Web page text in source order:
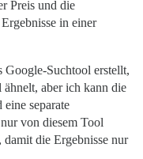
Preis und die
in einer
Google-Suchtool erstellt,
aber ich kann die
separate
von diesem Tool
die Ergebnisse nur